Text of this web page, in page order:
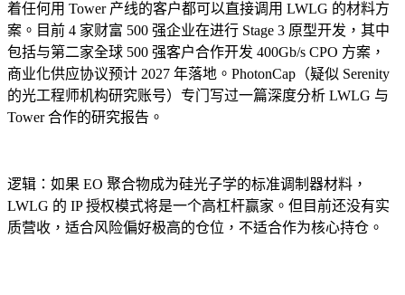
着任何用 Tower 产线的客户都可以直接调用 LWLG 的材料方
案。目前 4 家财富 500 强企业在进行 Stage 3 原型开发，其中
包括与第二家全球 500 强客户合作开发 400Gb/s CPO 方案，
商业化供应协议预计 2027 年落地。PhotonCap（疑似 Serenity
的光工程师机构研究账号）专门写过一篇深度分析 LWLG 与
Tower 合作的研究报告。
逻辑：如果 EO 聚合物成为硅光子学的标准调制器材料，
LWLG 的 IP 授权模式将是一个高杠杆赢家。但目前还没有实
质营收，适合风险偏好极高的仓位，不适合作为核心持仓。